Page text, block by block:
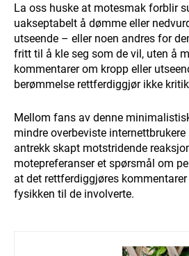
La oss huske at motesmak forblir
uakseptabelt å dømme eller
utseende – eller noen andres for
fritt til å kle seg som de vil, uten å
kommentarer om kropp eller
berømmelse rettferdiggjør ikke
Mellom fans av denne
mindre overbeviste
antrekk skapt motstridende
motepreferanser et spørsmål om
at det rettferdiggjøres
fysikken til de involverte.